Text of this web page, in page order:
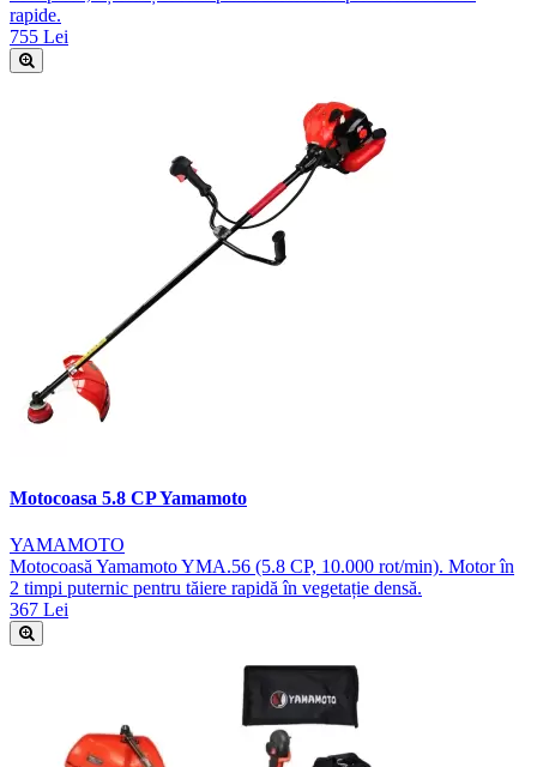
rapide.
755 Lei
Motocoasa 5.8 CP Yamamoto
YAMAMOTO
Motocoasă Yamamoto YMA.56 (5.8 CP, 10.000 rot/min). Motor în
2 timpi puternic pentru tăiere rapidă în vegetație densă.
367 Lei